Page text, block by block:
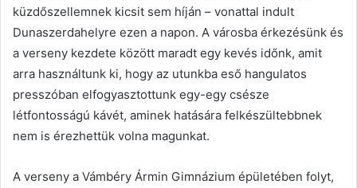
küzdőszellemnek kicsit sem híján – vonattal indult
Dunaszerdahelyre ezen a napon. A városba érkezésünk és
a verseny kezdete között maradt egy kevés időnk, amit
arra használtunk ki, hogy az utunkba eső hangulatos
presszóban elfogyasztottunk egy-egy csésze
létfontosságú kávét, aminek hatására felkészültebbnek
nem is érezhettük volna magunkat.
A verseny a Vámbéry Ármin Gimnázium épületében folyt,